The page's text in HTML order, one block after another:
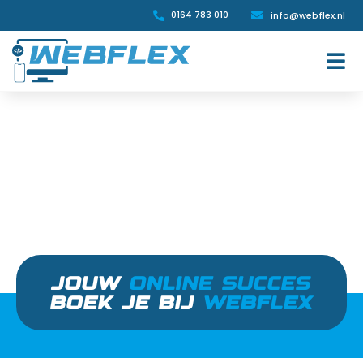
 0164 783 010  info@webflex.nl
JOUW ONLINE SUCCES
BOEK JE BIJ WEBFLEX